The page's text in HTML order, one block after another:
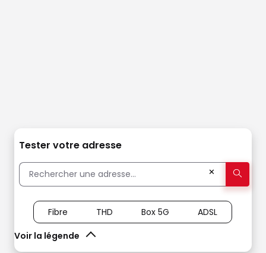
Tester votre adresse
✕
Voir la légende
Fibre THD Box 5G ADSL